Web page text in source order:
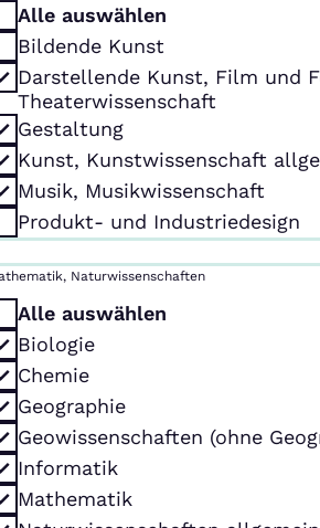
Alle auswählen
Bildende Kunst
Darstellende Kunst, Film und
Theaterwissenschaft
Gestaltung
Kunst, Kunstwissenschaft
Musik, Musikwissenschaft
Produkt- und Industriedesign
Naturwissenschaften
Alle auswählen
Biologie
Chemie
Geographie
Geowissenschaften (ohne
Informatik
Mathematik